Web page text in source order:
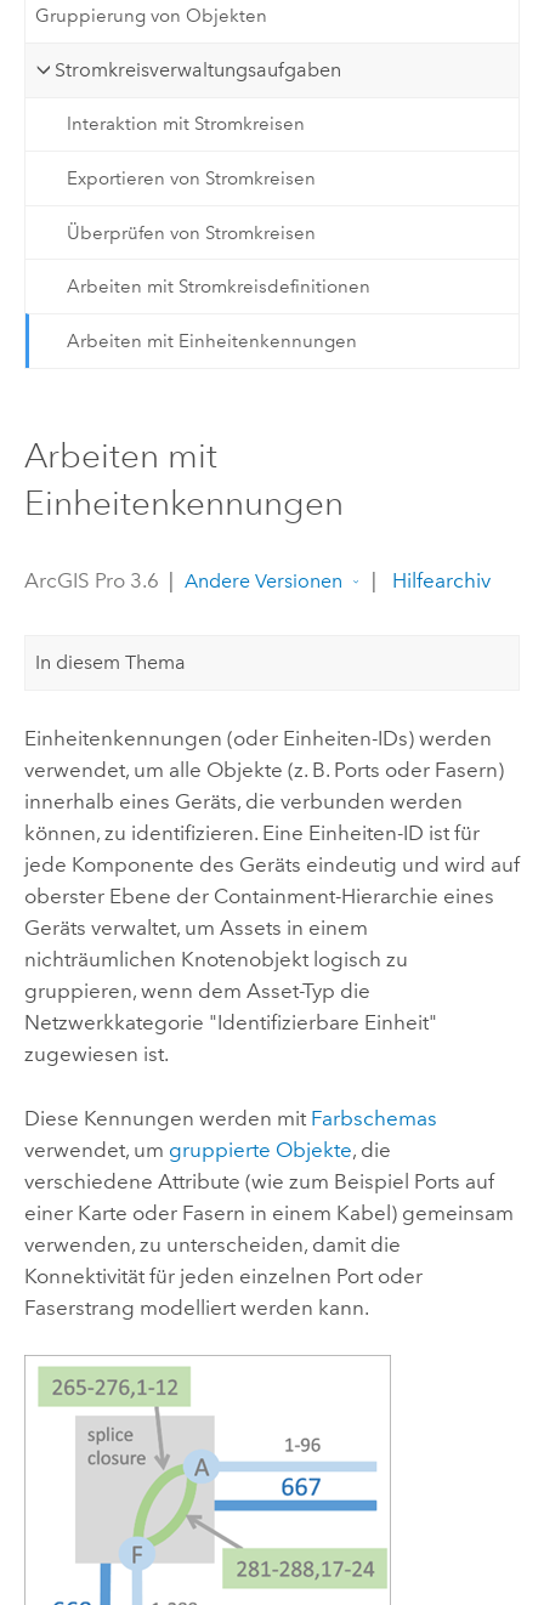
Gruppierung von Objekten
Stromkreisverwaltungsaufgaben
Interaktion mit Stromkreisen
Exportieren von Stromkreisen
Überprüfen von Stromkreisen
Arbeiten mit Stromkreisdefinitionen
Arbeiten mit Einheitenkennungen
Arbeiten mit
Einheitenkennungen
ArcGIS Pro 3.6 | Andere Versionen | Hilfearchiv
In diesem Thema
Einheitenkennungen (oder Einheiten-IDs) werden
verwendet, um alle Objekte (z. B. Ports oder Fasern)
innerhalb eines Geräts, die verbunden werden
können, zu identifizieren. Eine Einheiten-ID ist für
jede Komponente des Geräts eindeutig und wird auf
oberster Ebene der Containment-Hierarchie eines
Geräts verwaltet, um Assets in einem
nichträumlichen Knotenobjekt logisch zu
gruppieren, wenn dem Asset-Typ die
Netzwerkkategorie "Identifizierbare Einheit"
zugewiesen ist.
Diese Kennungen werden mit Farbschemas
verwendet, um gruppierte Objekte, die
verschiedene Attribute (wie zum Beispiel Ports auf
einer Karte oder Fasern in einem Kabel) gemeinsam
verwenden, zu unterscheiden, damit die
Konnektivität für jeden einzelnen Port oder
Faserstrang modelliert werden kann.